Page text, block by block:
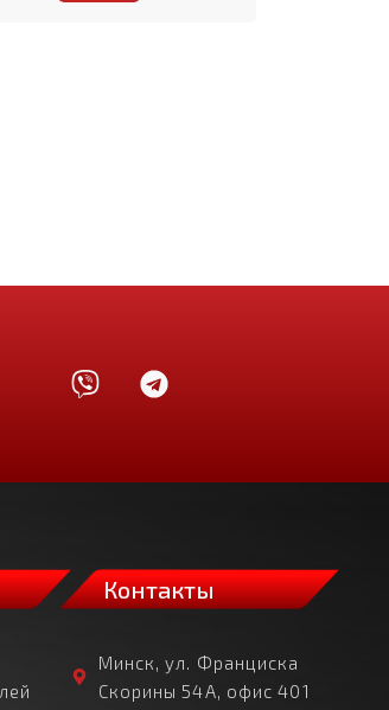
Контакты
Минск, ул. Франциска
Скорины 54А, офис 401